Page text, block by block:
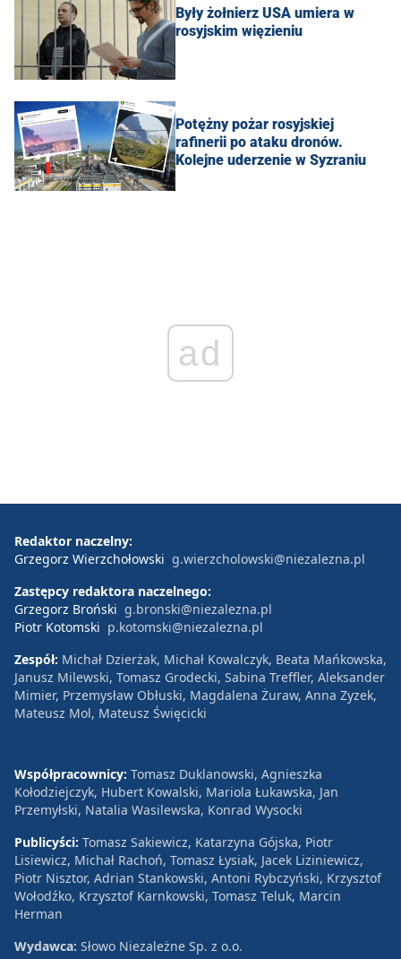
Były żołnierz USA umiera w
rosyjskim więzieniu
Potężny pożar rosyjskiej
rafinerii po ataku dronów.
Kolejne uderzenie w Syzraniu
ad
Redaktor naczelny:
Grzegorz Wierzchołowski g.wierzcholowski@niezalezna.pl
Zastępcy redaktora naczelnego:
Grzegorz Broński g.bronski@niezalezna.pl
Piotr Kotomski p.kotomski@niezalezna.pl
Zespół: Michał Dzierżak, Michał Kowalczyk, Beata Mańkowska,
Janusz Milewski, Tomasz Grodecki, Sabina Treffler, Aleksander
Mimier, Przemysław Obłuski, Magdalena Żuraw, Anna Zyzek,
Mateusz Mol, Mateusz Święcicki
Współpracownicy: Tomasz Duklanowski, Agnieszka
Kołodziejczyk, Hubert Kowalski, Mariola Łukawska, Jan
Przemyłski, Natalia Wasilewska, Konrad Wysocki
Publicyści: Tomasz Sakiewicz, Katarzyna Gójska, Piotr
Lisiewicz, Michał Rachoń, Tomasz Łysiak, Jacek Liziniewicz,
Piotr Nisztor, Adrian Stankowski, Antoni Rybczyński, Krzysztof
Wołodźko, Krzysztof Karnkowski, Tomasz Teluk, Marcin
Herman
Wydawca: Słowo Niezależne Sp. z o.o.